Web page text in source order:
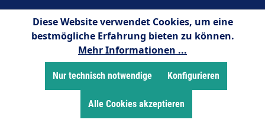
Diese Website verwendet Cookies, um eine
bestmögliche Erfahrung bieten zu können.
Mehr Informationen ...
Nur technisch notwendige Konfigurieren
Alle Cookies akzeptieren